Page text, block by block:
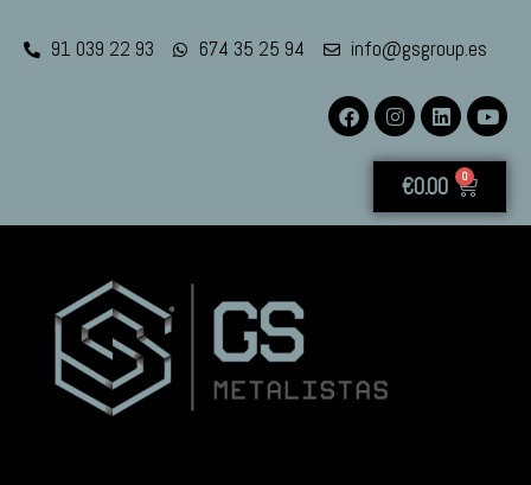
91 039 22 93 674 35 25 94 info@gsgroup.es
€0.00 0